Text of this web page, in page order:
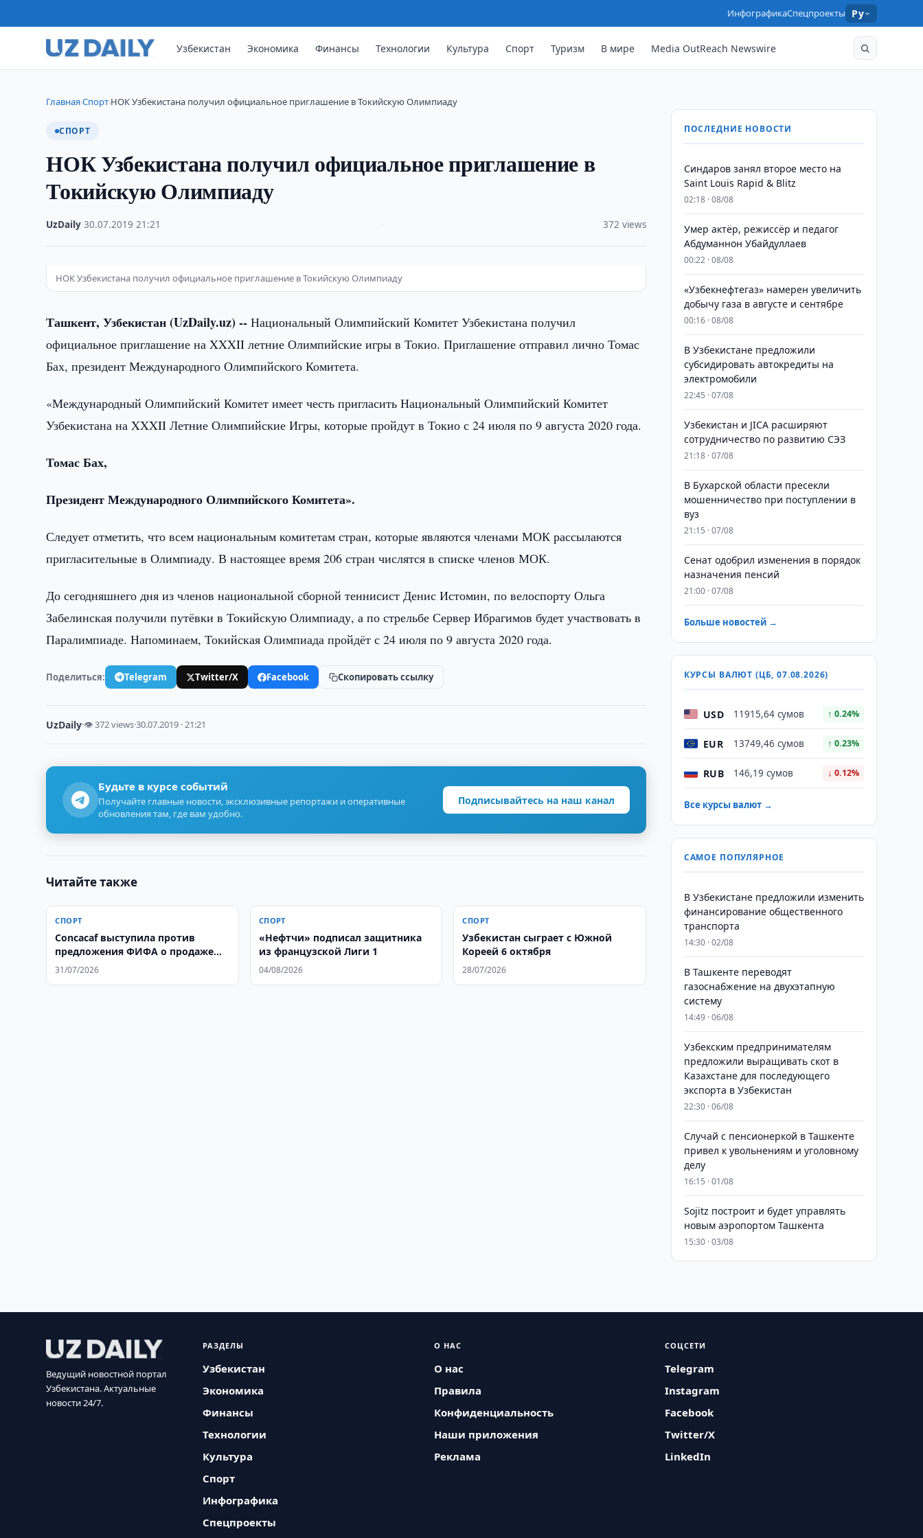
ИнфографикаСпецпроекты Ру
Узбекистан Экономика Финансы Технологии Культура Спорт Туризм В мире Media OutReach Newswire
Главная›Спорт›НОК Узбекистана получил официальное приглашение в Токийскую Олимпиаду
СПОРТ
НОК Узбекистана получил официальное приглашение в
Токийскую Олимпиаду
UzDaily ·30.07.2019 ·21:21 372 views
НОК Узбекистана получил официальное приглашение в Токийскую Олимпиаду
Ташкент, Узбекистан (UzDaily.uz) --Национальный Олимпийский Комитет Узбекистана получил
официальное приглашение на XXXII летние Олимпийские игры в Токио. Приглашение отправил лично Томас
Бах, президент Международного Олимпийского Комитета.
«Международный Олимпийский Комитет имеет честь пригласить Национальный Олимпийский Комитет
Узбекистана на XXXII Летние Олимпийские Игры, которые пройдут в Токио с 24 июля по 9 августа 2020 года.
Томас Бах,
Президент Международного Олимпийского Комитета».
Следует отметить, что всем национальным комитетам стран, которые являются членами МОК рассылаются
пригласительные в Олимпиаду. В настоящее время 206 стран числятся в списке членов МОК.
До сегодняшнего дня из членов национальной сборной теннисист Денис Истомин, по велоспорту Ольга
Забелинская получили путёвки в Токийскую Олимпиаду, а по стрельбе Сервер Ибрагимов будет участвовать в
Паралимпиаде. Напоминаем, Токийская Олимпиада пройдёт с 24 июля по 9 августа 2020 года.
Поделиться: Telegram Twitter/X Facebook Скопировать ссылку
UzDaily·👁 372 views·30.07.2019 · 21:21
Будьте в курсе событий
Получайте главные новости, эксклюзивные репортажи и оперативные
обновления там, где вам удобно.
Подписывайтесь на наш канал
Читайте также
СПОРТ
Concacaf выступила против
предложения ФИФА о продаже
доли в коммерческих правах
31/07/2026
СПОРТ
«Нефтчи» подписал защитника
из французской Лиги 1
04/08/2026
СПОРТ
Узбекистан сыграет с Южной
Кореей 6 октября
28/07/2026
ПОСЛЕДНИЕ НОВОСТИ
Синдаров занял второе место на
Saint Louis Rapid & Blitz
02:18 · 08/08
Умер актёр, режиссёр и педагог
Абдуманнон Убайдуллаев
00:22 · 08/08
«Узбекнефтегаз» намерен увеличить
добычу газа в августе и сентябре
00:16 · 08/08
В Узбекистане предложили
субсидировать автокредиты на
электромобили
22:45 · 07/08
Узбекистан и JICA расширяют
сотрудничество по развитию СЭЗ
21:18 · 07/08
В Бухарской области пресекли
мошенничество при поступлении в
вуз
21:15 · 07/08
Сенат одобрил изменения в порядок
назначения пенсий
21:00 · 07/08
Больше новостей →
КУРСЫ ВАЛЮТ (ЦБ, 07.08.2026)
USD 11915,64 сумов ↑ 0.24%
EUR 13749,46 сумов ↑ 0.23%
RUB 146,19 сумов ↓ 0.12%
Все курсы валют →
САМОЕ ПОПУЛЯРНОЕ
В Узбекистане предложили изменить
финансирование общественного
транспорта
14:30 · 02/08
В Ташкенте переводят
газоснабжение на двухэтапную
систему
14:49 · 06/08
Узбекским предпринимателям
предложили выращивать скот в
Казахстане для последующего
экспорта в Узбекистан
22:30 · 06/08
Случай с пенсионеркой в Ташкенте
привел к увольнениям и уголовному
делу
16:15 · 01/08
Sojitz построит и будет управлять
новым аэропортом Ташкента
15:30 · 03/08
Ведущий новостной портал
Узбекистана. Актуальные
новости 24/7.
РАЗДЕЛЫ
Узбекистан
Экономика
Финансы
Технологии
Культура
Спорт
Инфографика
Спецпроекты
О НАС
О нас
Правила
Конфиденциальность
Наши приложения
Реклама
СОЦСЕТИ
Telegram
Instagram
Facebook
Twitter/X
LinkedIn